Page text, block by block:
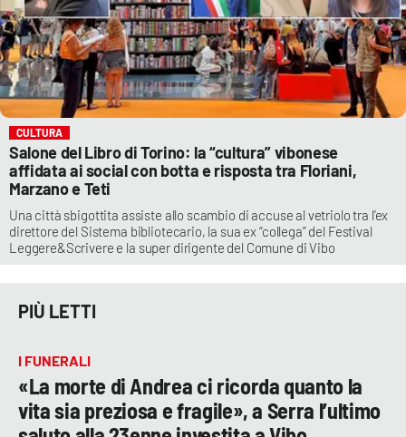
CULTURA
Salone del Libro di Torino: la “cultura” vibonese
affidata ai social con botta e risposta tra Floriani,
Marzano e Teti
Una città sbigottita assiste allo scambio di accuse al vetriolo tra l’ex
direttore del Sistema bibliotecario, la sua ex “collega” del Festival
Leggere&Scrivere e la super dirigente del Comune di Vibo
PIÙ LETTI
I FUNERALI
«La morte di Andrea ci ricorda quanto la
vita sia preziosa e fragile», a Serra l’ultimo